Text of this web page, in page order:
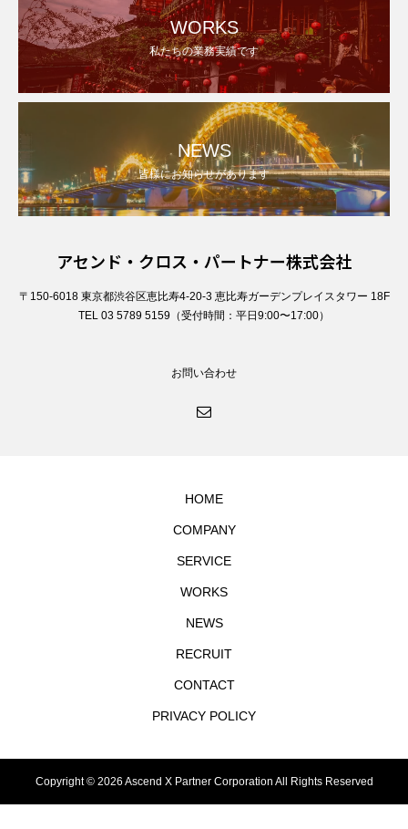
WORKS
私たちの業務実績です
NEWS
皆様にお知らせがあります
アセンド・クロス・パートナー株式会社
〒150-6018 東京都渋谷区恵比寿4-20-3 恵比寿ガーデンプレイスタワー 18F
TEL 03 5789 5159（受付時間：平日9:00〜17:00）
お問い合わせ
HOME
COMPANY
SERVICE
WORKS
NEWS
RECRUIT
CONTACT
PRIVACY POLICY
Copyright © 2026 Ascend X Partner Corporation All Rights Reserved